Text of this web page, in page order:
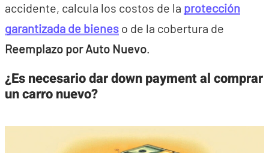
accidente, calcula los costos de la protección
garantizada de bienes o de la cobertura de
Reemplazo por Auto Nuevo.
¿Es necesario dar down payment al comprar
un carro nuevo?